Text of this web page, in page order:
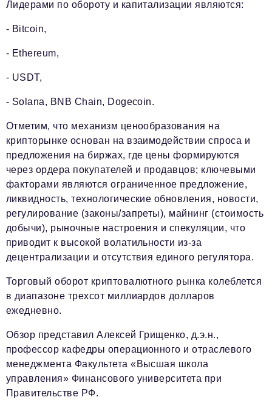
Лидерами по обороту и капитализации являются:
- Bitcoin,
- Ethereum,
- USDT,
- Solana, BNB Chain, Dogecoin.
Отметим, что механизм ценообразования на
крипторынке основан на взаимодействии спроса и
предложения на биржах, где цены формируются
через ордера покупателей и продавцов; ключевыми
факторами являются ограниченное предложение,
ликвидность, технологические обновления, новости,
регулирование (законы/запреты), майнинг (стоимость
добычи), рыночные настроения и спекуляции, что
приводит к высокой волатильности из-за
децентрализации и отсутствия единого регулятора.
Торговый оборот криптовалютного рынка колеблется
в диапазоне трехсот миллиардов долларов
ежедневно.
Обзор представил Алексей Грищенко, д.э.н.,
профессор кафедры операционного и отраслевого
менеджмента Факультета «Высшая школа
управления» Финансового университета при
Правительстве РФ.